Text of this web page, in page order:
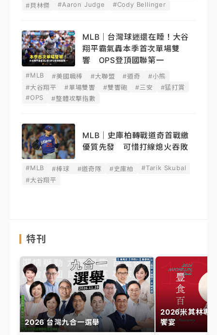
#貝林傑
#Aaron Judge #Cody Bellinger
MLB｜台灣球迷還在睡！大谷
翔平霸氣轟本季首次單場雙
響 OPS登頂國聯第一
#MLB #美國職棒 #大聯盟 #道奇
#小熊
#大谷翔平
#單場雙響 #雙響砲 #三安
#猛打賞
#OPS
#整體攻擊指數
MLB｜史庫柏轉戰道奇首戰繳
優質先發 可惜打線熄火吞敗
#MLB #棒球 #道奇隊 #史庫柏
#Tarik Skubal
#大谷翔平
特刊
2026 台灣九合一選舉
2026米其林專
饗宴